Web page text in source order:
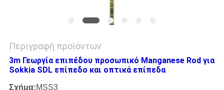
Περιγραφή προϊόντων
3m Γεωργία επιπέδου προσωπικό Manganese Rod για
Sokkia SDL επίπεδο και οπτικά επίπεδα
Σχήμα:MSS3